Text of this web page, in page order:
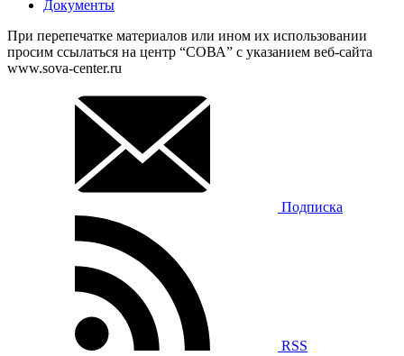
Документы
При перепечатке материалов или ином их использовании
просим ссылаться на центр “СОВА” с указанием веб-сайта
www.sova-center.ru
Подписка
RSS